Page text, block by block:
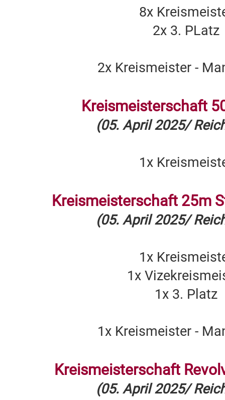
8x
2x 3. PLatz
2x Kreismeister -
Kreismeisterschaft
(05. April 2025/
1x
Kreismeisterschaft 25m
(05. April 2025/
1x
1x
1x 3. Platz
1x Kreismeister -
Kreismeisterschaft
(05. April 2025/